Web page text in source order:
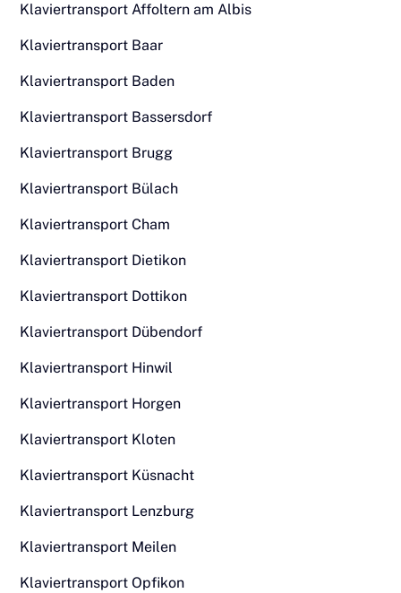
Klaviertransport Affoltern am Albis
Klaviertransport Baar
Klaviertransport Baden
Klaviertransport Bassersdorf
Klaviertransport Brugg
Klaviertransport Bülach
Klaviertransport Cham
Klaviertransport Dietikon
Klaviertransport Dottikon
Klaviertransport Dübendorf
Klaviertransport Hinwil
Klaviertransport Horgen
Klaviertransport Kloten
Klaviertransport Küsnacht
Klaviertransport Lenzburg
Klaviertransport Meilen
Klaviertransport Opfikon